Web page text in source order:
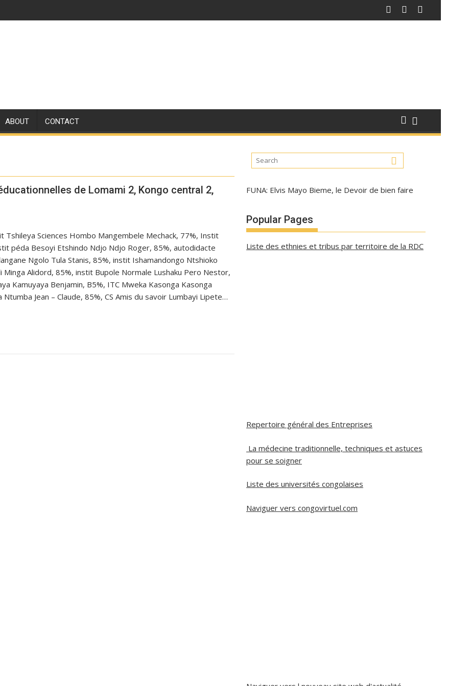
ABOUT CONTACT
de Lomami 2, Kongo central 2,
Tshileya Sciences Hombo Mangembele Mechack, 77%, Instit
péda Besoyi Etshindo Ndjo Ndjo Roger, 85%, autodidacte
Ngolo Tula Stanis, 85%, instit Ishamandongo Ntshioko
Alidord, 85%, instit Bupole Normale Lushaku Pero Nestor,
Kamuyaya Benjamin, B5%, ITC Mweka Kasonga Kasonga
Jean – Claude, 85%, CS Amis du savoir Lumbayi Lipete…
FUNA: Elvis Mayo Bieme, le Devoir de bien faire
Popular Pages
Liste des ethnies et tribus par territoire de la RDC
Repertoire général des Entreprises
La médecine traditionnelle, techniques et astuces
pour se soigner
Liste des universités congolaises
Naviguer vers congovirtuel.com